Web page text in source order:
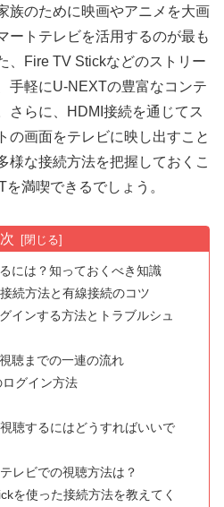
族のために映画やアニメを大画
ートテレビを活用するのが最も
、Fire TV Stickなどのストリー
手軽にU-NEXTの豊富なコンテ
さらに、HDMI接続を通じてス
の画面をテレビに映し出すこと
様な接続方法を把握しておくこ
満喫できるでしょう。
には？知っておくべき知識
続方法と有線接続のコツ
インする方法とトラブルシュ
聴までの一連の流れ
グイン方法
聴するにはどうすればいいで
レビでの視聴方法は？
を使った接続方法を教えてく